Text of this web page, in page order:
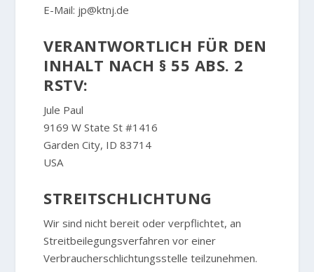
E-Mail: jp@ktnj.de
VERANTWORTLICH FÜR DEN
INHALT NACH § 55 ABS. 2
RSTV:
Jule Paul
9169 W State St #1416
Garden City, ID 83714
USA
STREITSCHLICHTUNG
Wir sind nicht bereit oder verpflichtet, an
Streitbeilegungsverfahren vor einer
Verbraucherschlichtungsstelle teilzunehmen.